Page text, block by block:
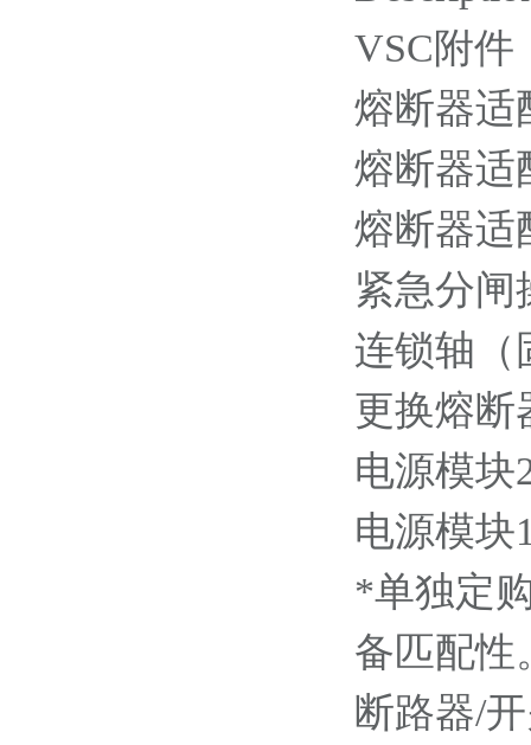
VSC附件
熔断器适
熔断器适
熔断器适
紧急分闸
连锁轴（
更换熔断
电源模块
电源模块
*单独定
备匹配性
断路器/